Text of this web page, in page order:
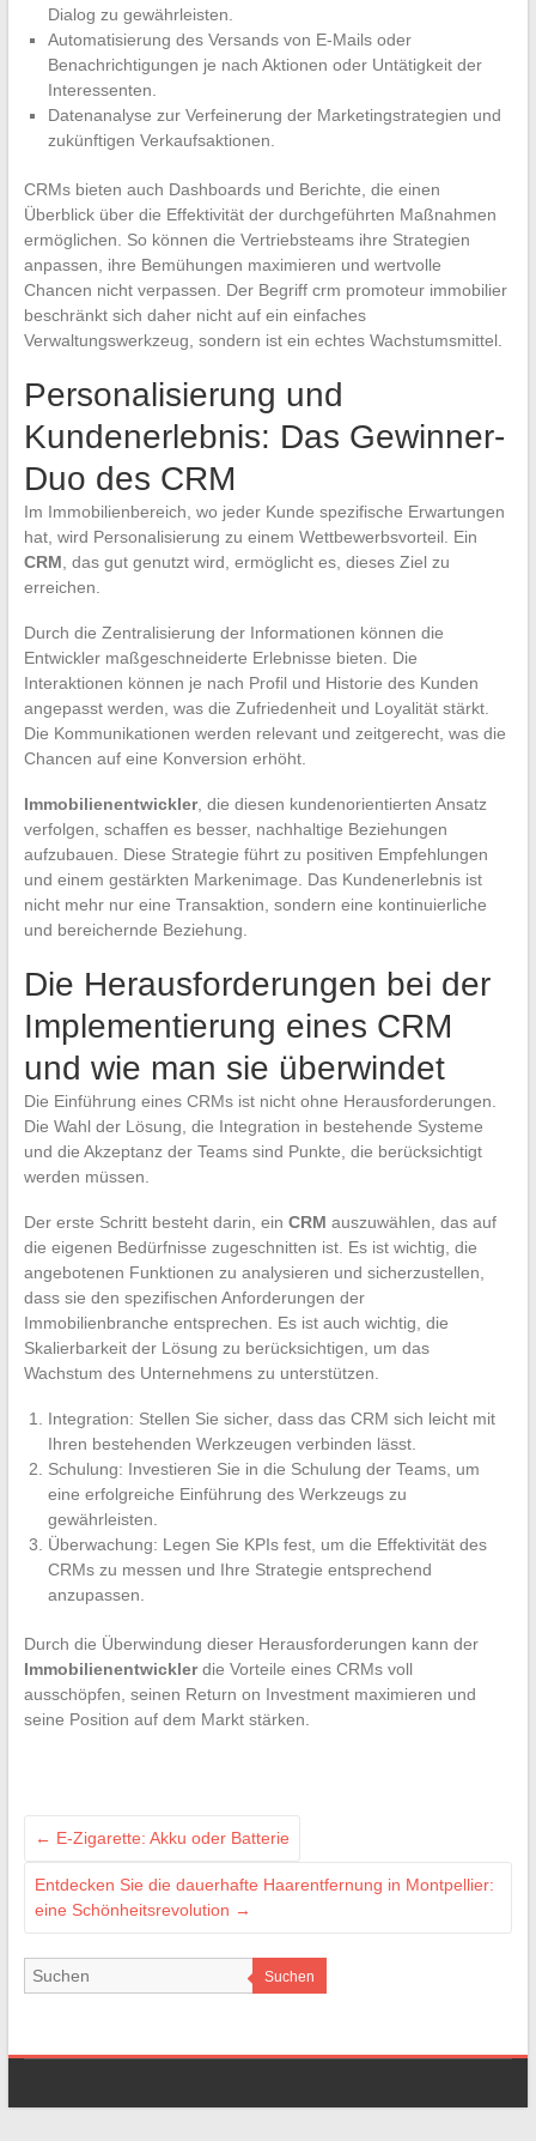
Dialog zu gewährleisten.
Automatisierung des Versands von E-Mails oder
Benachrichtigungen je nach Aktionen oder Untätigkeit der
Interessenten.
Datenanalyse zur Verfeinerung der Marketingstrategien und
zukünftigen Verkaufsaktionen.
CRMs bieten auch Dashboards und Berichte, die einen
Überblick über die Effektivität der durchgeführten Maßnahmen
ermöglichen. So können die Vertriebsteams ihre Strategien
anpassen, ihre Bemühungen maximieren und wertvolle
Chancen nicht verpassen. Der Begriff crm promoteur immobilier
beschränkt sich daher nicht auf ein einfaches
Verwaltungswerkzeug, sondern ist ein echtes Wachstumsmittel.
Personalisierung und
Kundenerlebnis: Das Gewinner-
Duo des CRM
Im Immobilienbereich, wo jeder Kunde spezifische Erwartungen
hat, wird Personalisierung zu einem Wettbewerbsvorteil. Ein
CRM , das gut genutzt wird, ermöglicht es, dieses Ziel zu
erreichen.
Durch die Zentralisierung der Informationen können die
Entwickler maßgeschneiderte Erlebnisse bieten. Die
Interaktionen können je nach Profil und Historie des Kunden
angepasst werden, was die Zufriedenheit und Loyalität stärkt.
Die Kommunikationen werden relevant und zeitgerecht, was die
Chancen auf eine Konversion erhöht.
Immobilienentwickler, die diesen kundenorientierten Ansatz
verfolgen, schaffen es besser, nachhaltige Beziehungen
aufzubauen. Diese Strategie führt zu positiven Empfehlungen
und einem gestärkten Markenimage. Das Kundenerlebnis ist
nicht mehr nur eine Transaktion, sondern eine kontinuierliche
und bereichernde Beziehung.
Die Herausforderungen bei der
Implementierung eines CRM
und wie man sie überwindet
Die Einführung eines CRMs ist nicht ohne Herausforderungen.
Die Wahl der Lösung, die Integration in bestehende Systeme
und die Akzeptanz der Teams sind Punkte, die berücksichtigt
werden müssen.
Der erste Schritt besteht darin, ein CRM auszuwählen, das auf
die eigenen Bedürfnisse zugeschnitten ist. Es ist wichtig, die
angebotenen Funktionen zu analysieren und sicherzustellen,
dass sie den spezifischen Anforderungen der
Immobilienbranche entsprechen. Es ist auch wichtig, die
Skalierbarkeit der Lösung zu berücksichtigen, um das
Wachstum des Unternehmens zu unterstützen.
Integration: Stellen Sie sicher, dass das CRM sich leicht mit
Ihren bestehenden Werkzeugen verbinden lässt.
Schulung: Investieren Sie in die Schulung der Teams, um
eine erfolgreiche Einführung des Werkzeugs zu
gewährleisten.
Überwachung: Legen Sie KPIs fest, um die Effektivität des
CRMs zu messen und Ihre Strategie entsprechend
anzupassen.
Durch die Überwindung dieser Herausforderungen kann der
Immobilienentwicklerdie Vorteile eines CRMs voll
ausschöpfen, seinen Return on Investment maximieren und
seine Position auf dem Markt stärken.
← E-Zigarette: Akku oder Batterie
Entdecken Sie die dauerhafte Haarentfernung in Montpellier:
eine Schönheitsrevolution →
Suchen